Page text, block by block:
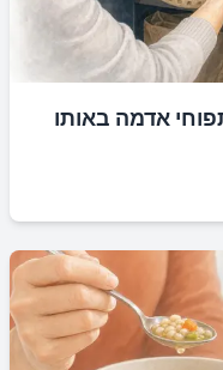
אדמה באותו